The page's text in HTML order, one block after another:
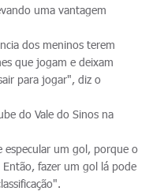
uma vantagem
dos meninos terem
que jogam e deixam
para jogar", diz o
do Vale do Sinos na
especular um gol, porque o
fazer um gol lá pode